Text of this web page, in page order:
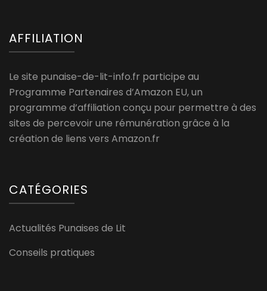
AFFILIATION
Le site punaise-de-lit-info.fr participe au
Programme Partenaires d’Amazon EU, un
programme d’affiliation conçu pour permettre à des
sites de percevoir une rémunération grâce à la
création de liens vers Amazon.fr
CATÉGORIES
Actualités Punaises de Lit
Conseils pratiques